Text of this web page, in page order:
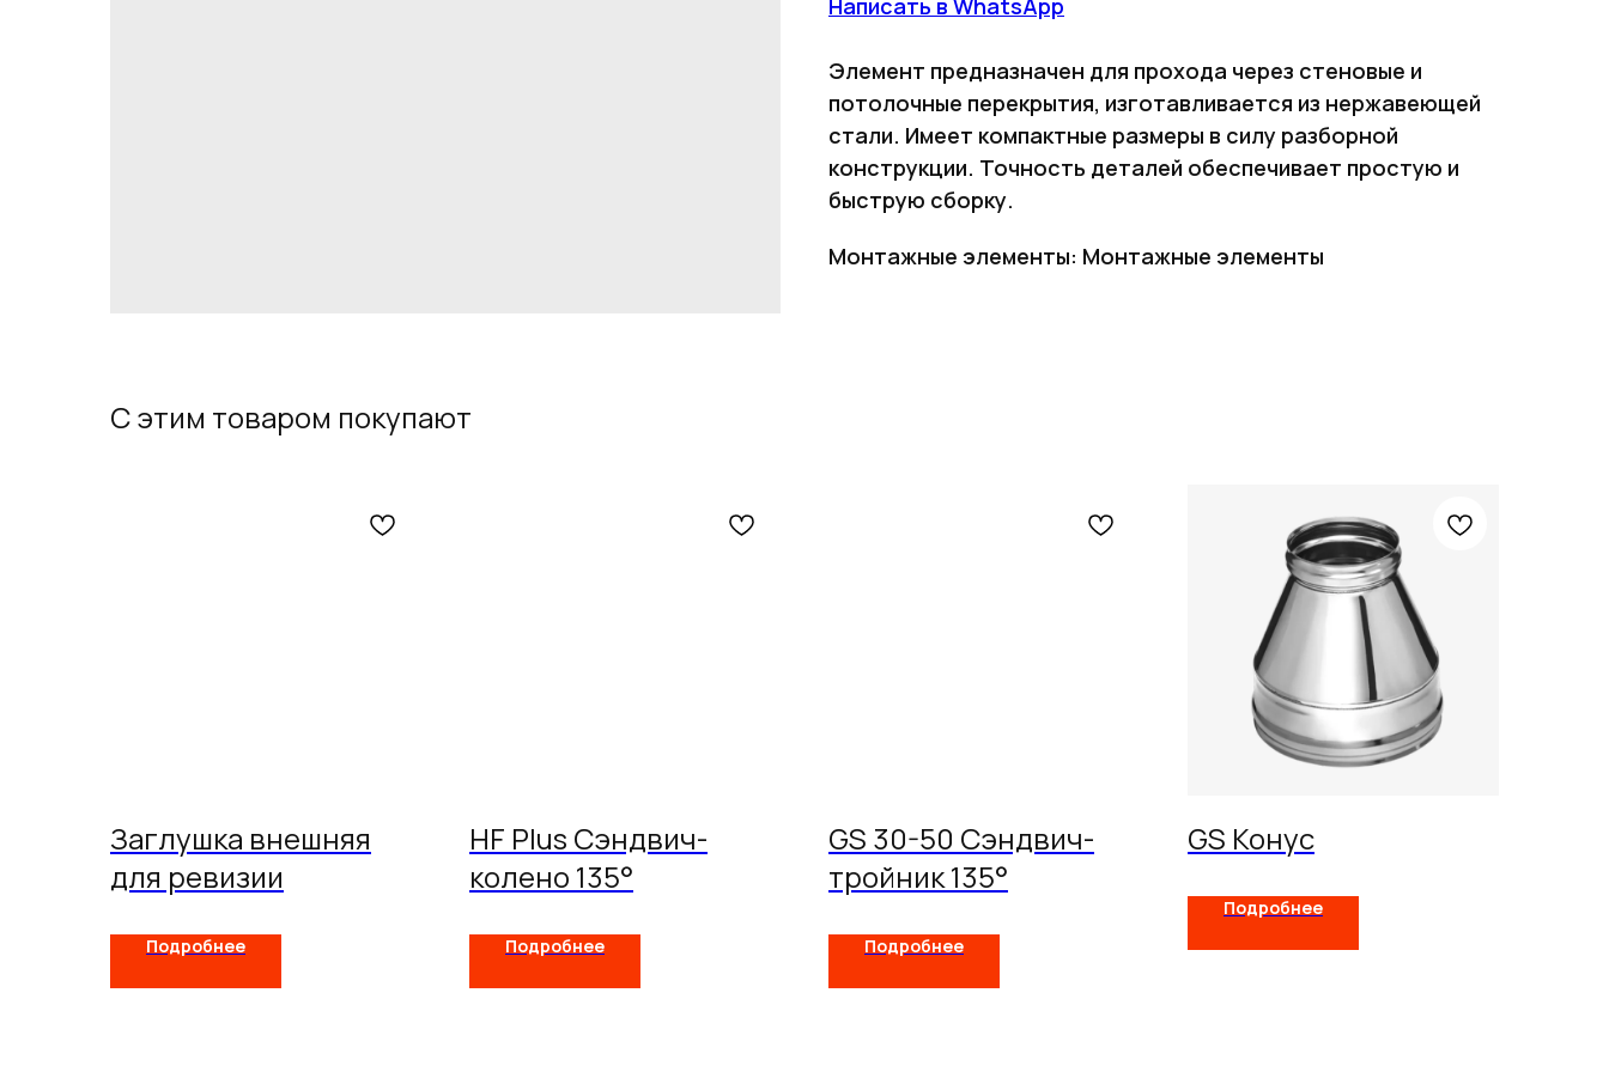
Элемент предназначен для прохода через стеновые и
потолочные перекрытия, изготавливается из нержавеющей
стали. Имеет компактные размеры в силу разборной
конструкции. Точность деталей обеспечивает простую и
быструю сборку.
Монтажные элементы: Монтажные элементы
С этим товаром покупают
Заглушка внешняя
для ревизии
Подробнее
HF Plus Сэндвич-
колено 135°
Подробнее
GS 30-50 Сэндвич-
тройник 135°
Подробнее
GS Конус
Подробнее
FERRUM Покупателям
Услуги
О компании